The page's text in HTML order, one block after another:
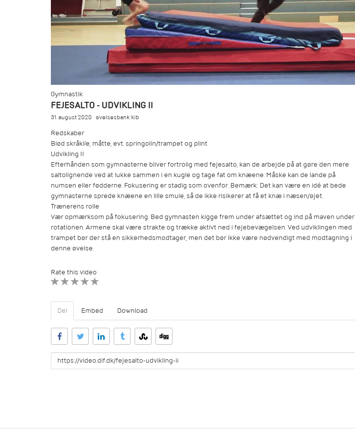
Gymnastik
FEJESALTO - UDVIKLING II
31. august 2020 øvelsesbank:kib
Redskaber
Blød skråkile, måtte, evt. springolin/trampet og plint
Udvikling II
Efterhånden som gymnasterne bliver fortrolig med fejesalto, kan de arbejde på at gøre den mere
saltolignende ved at lukke sammen i en kugle og tage fat om knæene. Måske kan de lande på
numsen eller fødderne. Fokusering er stadig som ovenfor. Bemærk: Det kan være en idé at bede
gymnasterne sprede knæene en lille smule, så de ikke risikerer at få et knæ i næsen/øjet.
Trænerens rolle
Vær opmærksom på fokusering. Bed gymnasten kigge frem under afsættet og ind på maven under
rotationen. Armene skal være strakte og trække aktivt ned i fejebevægelsen. Ved udviklingen med
trampet bør der stå en sikkerhedsmodtager, men det bør ikke være nødvendigt med modtagning i
denne øvelse.
Rate this video
Del Embed Download
URL
to